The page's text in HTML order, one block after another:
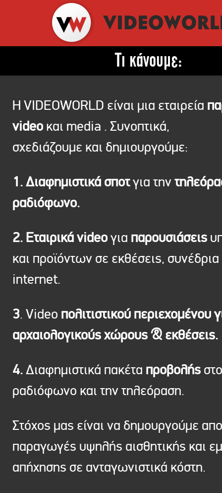
Τι κάνουμε:
Η VIDEOWORLD είναι μια εταιρεία
video και media . Συνοπτικά,
σχεδιάζουμε και δημιουργούμε:
1. Διαφημιστικά σποτγια την
ραδιόφωνο.
2. Εταιρικά videoγια παρουσιάσεις
και προϊόντων σε εκθέσεις, συνέδρια
internet.
3. Video πολιτιστικού περιεχομένου
αρχαιολογικούς χώρους & εκθέσεις.
4.Διαφημιστικά πακέτα προβολής στο
ραδιόφωνο και την τηλεόραση.
Στόχος μας είναι να δημουργούμε
παραγωγές υψηλής αισθητικής και
απήχησης σε ανταγωνιστικά κόστη.